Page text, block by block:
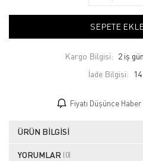
SEPETE EKLE
Kargo Bilgisi: 2 iş
İade Bilgisi:
Fiyatı Düşünce Haber
ÜRÜN BILGISI
YORUMLAR (0)